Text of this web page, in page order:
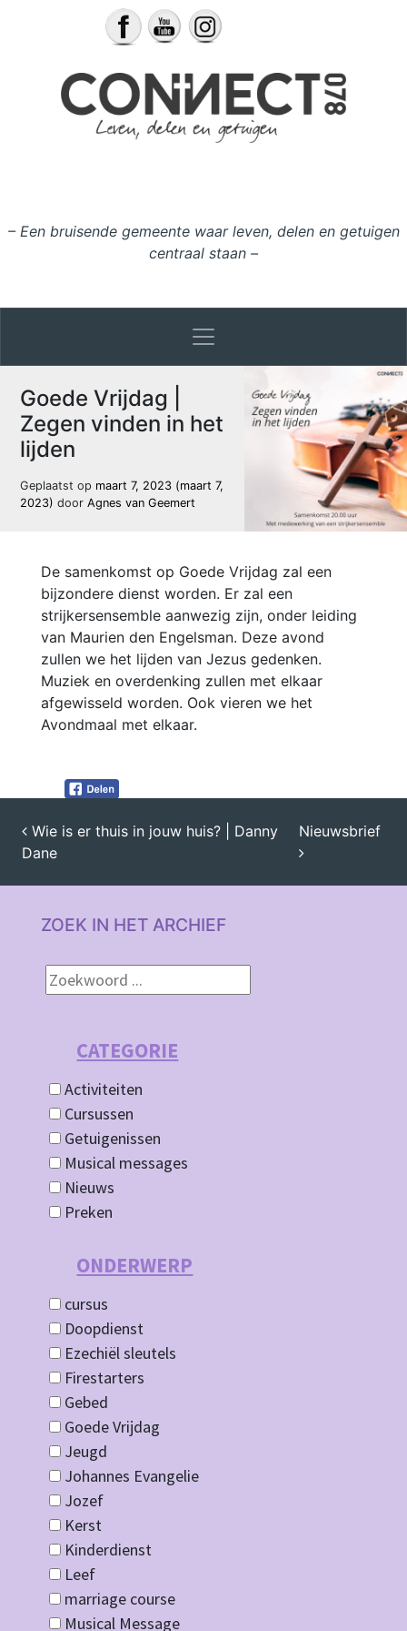
– Een bruisende gemeente waar leven, delen en getuigen
centraal staan –
Goede Vrijdag |
Zegen vinden in het
lijden
Geplaatst op maart 7, 2023 (maart 7,
2023)door Agnes van Geemert
De samenkomst op Goede Vrijdag zal een
bijzondere dienst worden. Er zal een
strijkersensemble aanwezig zijn, onder leiding
van Maurien den Engelsman. Deze avond
zullen we het lijden van Jezus gedenken.
Muziek en overdenking zullen met elkaar
afgewisseld worden. Ook vieren we het
Avondmaal met elkaar.
BERICHT NAVIGATIE
Wie is er thuis in jouw huis? | Danny
Dane
Nieuwsbrief
ZOEK IN HET ARCHIEF
CATEGORIE
Activiteiten
Cursussen
Getuigenissen
Musical messages
Nieuws
Preken
ONDERWERP
cursus
Doopdienst
Ezechiël sleutels
Firestarters
Gebed
Goede Vrijdag
Jeugd
Johannes Evangelie
Jozef
Kerst
Kinderdienst
Leef
marriage course
Musical Message